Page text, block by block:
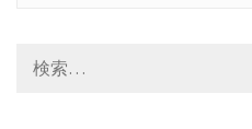
索: